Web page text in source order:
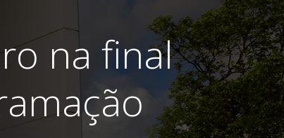
na final